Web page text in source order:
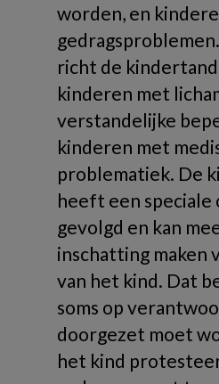
worden, en
richt de
kinderen met
verstandelijke
kinderen met
problematiek. De
heeft een speciale
gevolgd en kan
inschatting maken
van het kind. Dat
soms op
doorgezet moet
het kind